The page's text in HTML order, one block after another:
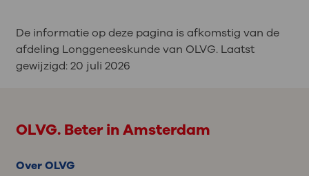
De informatie op deze pagina is afkomstig van de
afdeling Longgeneeskunde van OLVG. Laatst
gewijzigd:20 juli 2026
OLVG. Beter in Amsterdam
Over OLVG